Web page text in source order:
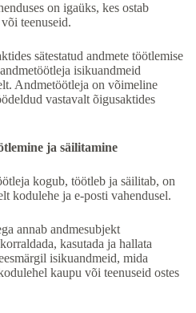
on igaüks, kes ostab
teenuseid.
sätestatud andmete töötlemise
isikuandmeid
Andmetöötleja on võimeline
vastavalt õigusaktides
ja säilitamine
kogub, töötleb ja säilitab, on
kodulehe ja e-posti vahendusel.
annab andmesubjekt
kasutada ja hallata
isikuandmeid, mida
kaupu või teenuseid ostes